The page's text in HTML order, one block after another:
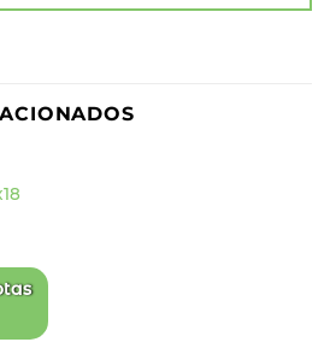
OFF
de